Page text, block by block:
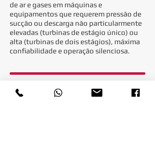
de ar e gases em máquinas e
equipamentos que requerem pressão de
sucção ou descarga não particularmente
elevadas (turbinas de estágio único) ou
alta (turbinas de dois estágios), máxima
confiabilidade e operação silenciosa.
download do nosso material
técnico.